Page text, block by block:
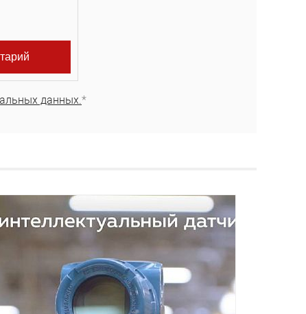
данных.*